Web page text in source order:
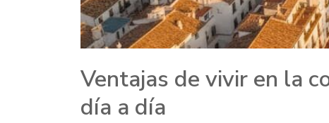
Ventajas de vivir en la
día a día